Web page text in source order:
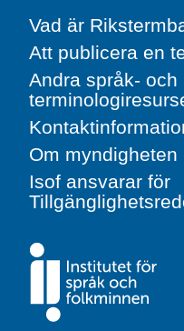
Vad är
Att publicera en
Andra språk- och
Om myndigheten
Isof ansvarar för